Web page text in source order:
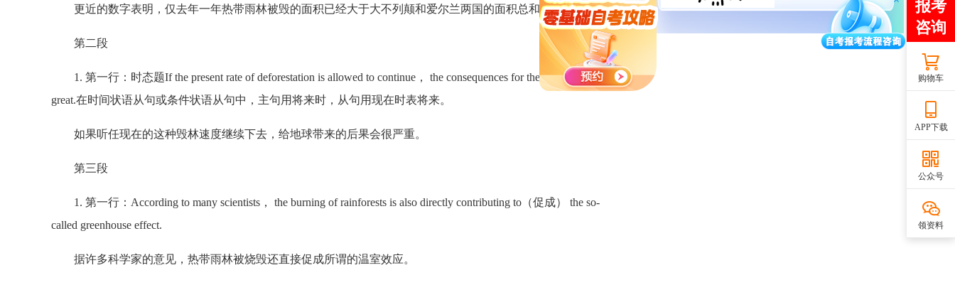
更近的数字表明，仅去年一年热带雨林被毁的面积已经大于大不列颠和爱尔兰两国的面积总和。
第二段
1. 第一行：时态题If the present rate of deforestation is allowed to continue， the consequences for the earth will be
great.在时间状语从句或条件状语从句中，主句用将来时，从句用现在时表将来。
如果听任现在的这种毁林速度继续下去，给地球带来的后果会很严重。
第三段
1. 第一行：According to many scientists， the burning of rainforests is also directly contributing to（促成） the so-
called greenhouse effect.
据许多科学家的意见，热带雨林被烧毁还直接促成所谓的温室效应。
购物车
APP下载
公众号
领资料